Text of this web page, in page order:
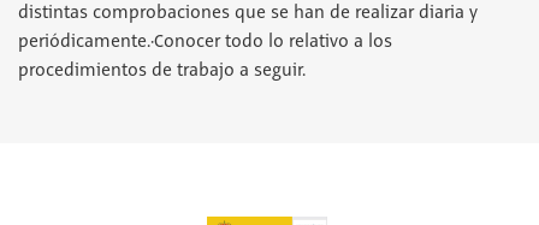
distintas comprobaciones que se han de realizar diaria y
periódicamente.·Conocer todo lo relativo a los
procedimientos de trabajo a seguir.